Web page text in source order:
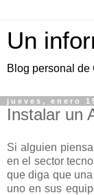
Un
Blog personal de
jueves, enero
Instalar un
Si alguien
en el sector
que diga que
uno en sus